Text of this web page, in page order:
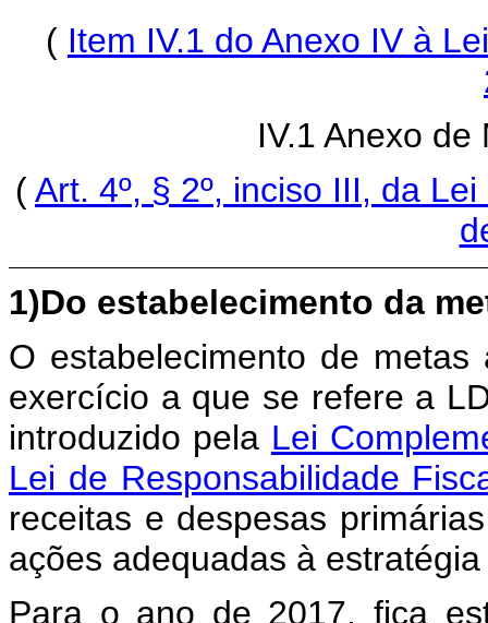
( Item IV.1 do Anexo IV à
IV.1 Anexo
(Art. 4º, § 2º, inciso III, da
1)Do estabelecimento da
O estabelecimento de
exercício a que se refere a
introduzido pela Lei
Lei de Responsabilidade
receitas e despesas
ações adequadas à
Para o ano de 2017, fica